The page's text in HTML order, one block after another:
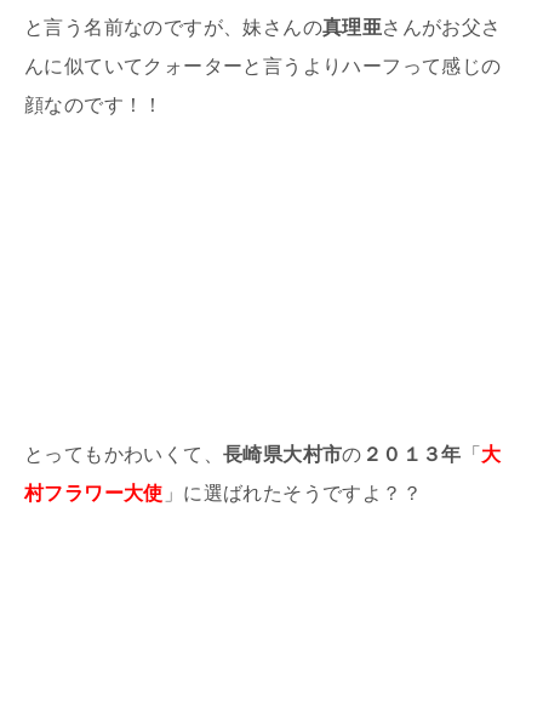
と言う名前なのですが、妹さんの真理亜さんがお父さ
んに似ていてクォーターと言うよりハーフって感じの
顔なのです！！
とってもかわいくて、 長崎県大村市の ２０１３年 「 大
村フラワー大使 」に選ばれたそうですよ？？